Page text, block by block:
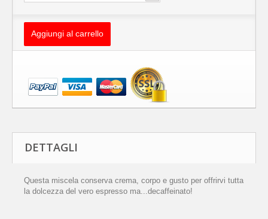
Aggiungi al carrello
DETTAGLI
Questa miscela conserva crema, corpo e gusto per offrirvi tutta
la dolcezza del vero espresso ma...decaffeinato!